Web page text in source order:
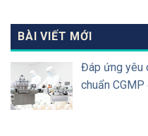
BÀI VIẾT MỚI
Đáp ứng yêu
chuẩn